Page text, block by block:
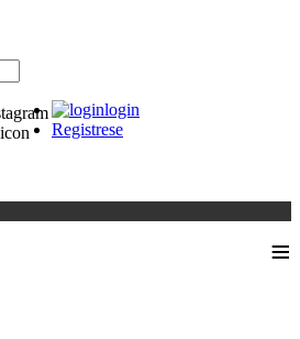
login
Registrese
≡